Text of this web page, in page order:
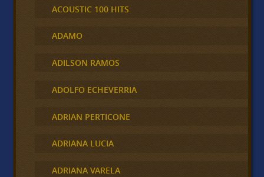
ACOUSTIC 100 HITS
ADAMO
ADILSON RAMOS
ADOLFO ECHEVERRIA
ADRIAN PERTICONE
ADRIANA LUCIA
ADRIANA VARELA